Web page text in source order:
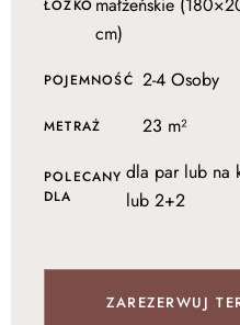
ŁÓŻKO
cm)
POJEMNOŚĆ 2-4 Osoby
METRAŻ 23 m²
POLECANY
DLA
dla par lub na
lub 2+2
ZAREZERWUJ